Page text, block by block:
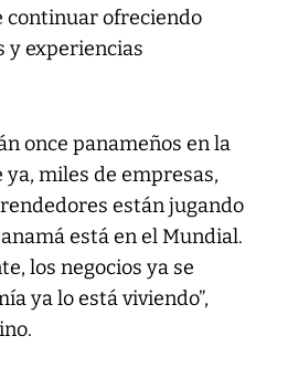
continuar ofreciendo
y experiencias
once panameños en la
ya, miles de empresas,
están jugando
está en el Mundial.
los negocios ya se
ya lo está viviendo”,